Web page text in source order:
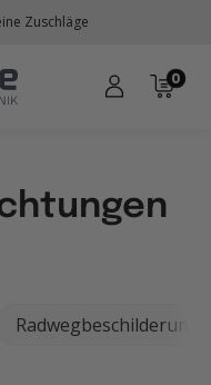
0
Radwegbeschilderung